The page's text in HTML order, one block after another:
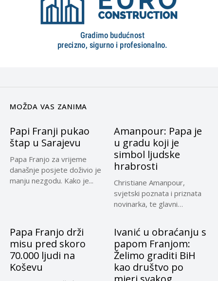
MOŽDA VAS ZANIMA
Papi Franji pukao
štap u Sarajevu
Papa Franjo za vrijeme
današnje posjete doživio je
manju nezgodu. Kako je...
Amanpour: Papa je
u gradu koji je
simbol ljudske
hrabrosti
Christiane Amanpour,
svjetski poznata i priznata
novinarka, te glavni
korespondent CNN-a...
Papa Franjo drži
misu pred skoro
70.000 ljudi na
Koševu
Ivanić u obraćanju s
papom Franjom:
Želimo graditi BiH
kao društvo po